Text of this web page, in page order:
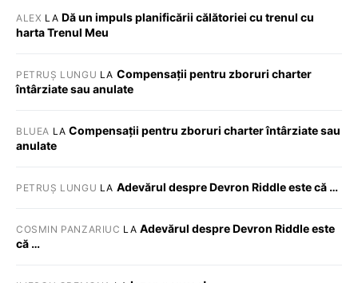
ALEX LA Dă un impuls planificării călătoriei cu trenul cu
harta Trenul Meu
PETRUȘ LUNGU LA Compensații pentru zboruri charter
întârziate sau anulate
BLUEA LACompensații pentru zboruri charter întârziate sau
anulate
PETRUȘ LUNGU LA Adevărul despre Devron Riddle este că …
COSMIN PANZARIUC LA Adevărul despre Devron Riddle este
că …